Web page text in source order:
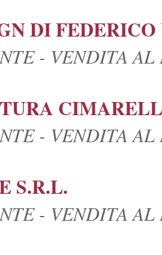
DI
- VENDITA
- VENDITA
S.R.L.
- VENDITA